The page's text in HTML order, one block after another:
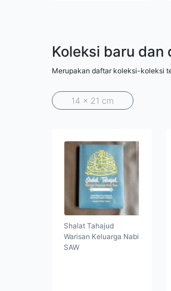
Koleksi baru dan
Merupakan daftar koleksi-koleksi
14 x 21 cm
Shalat Tahajud
Warisan Keluarga Nabi
SAW